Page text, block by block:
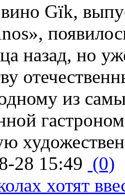
Gïk,
назад, но
из
28 15:49 (0)
хотят